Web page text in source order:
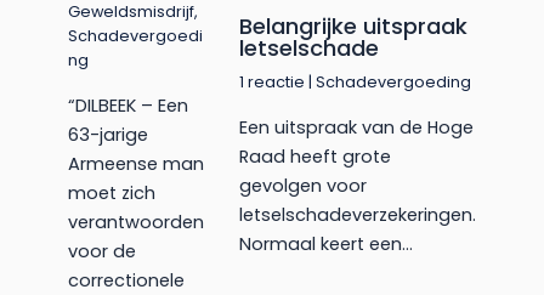
Geweldsmisdrijf,
Schadevergoedi
ng
“DILBEEK – Een
63-jarige
Armeense man
moet zich
verantwoorden
voor de
correctionele
Belangrijke uitspraak
letselschade
1 reactie | Schadevergoeding
Een uitspraak van de Hoge
Raad heeft grote
gevolgen voor
letselschadeverzekeringen.
Normaal keert een…